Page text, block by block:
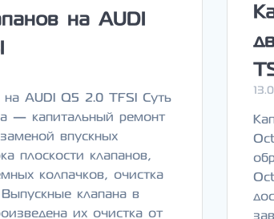
на AUDI
на AUDI Q5 2.0 TFSI Суть
— капитальный ремонт
впускных
плоскости клапанов,
колпачков, очистка
клапана в
их очистка от